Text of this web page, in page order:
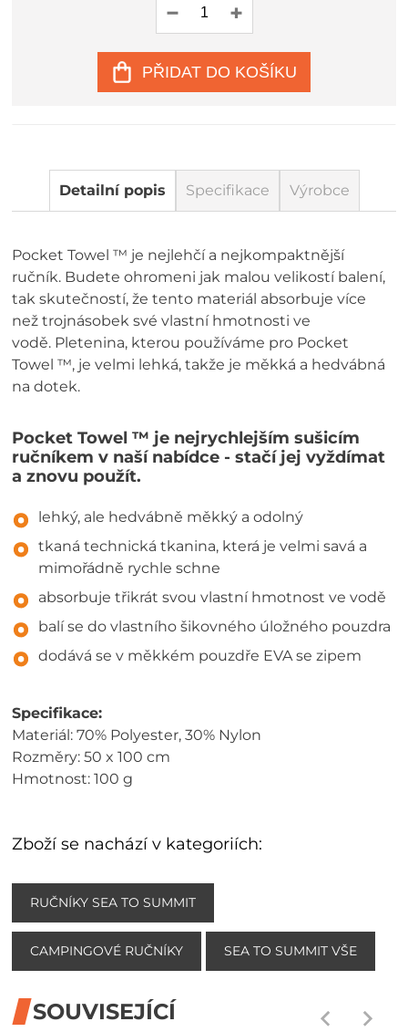
PŘIDAT DO KOŠÍKU
Detailní popis Specifikace Výrobce
Pocket Towel ™ je nejlehčí a nejkompaktnější
ručník. Budete ohromeni jak malou velikostí balení,
tak skutečností, že tento materiál absorbuje více
než trojnásobek své vlastní hmotnosti ve
vodě. Pletenina, kterou používáme pro Pocket
Towel ™, je velmi lehká, takže je měkká a hedvábná
na dotek.
Pocket Towel ™ je nejrychlejším sušicím
ručníkem v naší nabídce - stačí jej vyždímat
a znovu použít.
lehký, ale hedvábně měkký a odolný
tkaná technická tkanina, která je velmi savá a
mimořádně rychle schne
absorbuje třikrát svou vlastní hmotnost ve vodě
balí se do vlastního šikovného úložného pouzdra
dodává se v měkkém pouzdře EVA se zipem
Specifikace:
Materiál: 70% Polyester, 30% Nylon
Rozměry: 50 x 100 cm
Hmotnost: 100 g
Zboží se nachází v kategoriích:
RUČNÍKY SEA TO SUMMIT
CAMPINGOVÉ RUČNÍKY SEA TO SUMMIT VŠE
SOUVISEJÍCÍ